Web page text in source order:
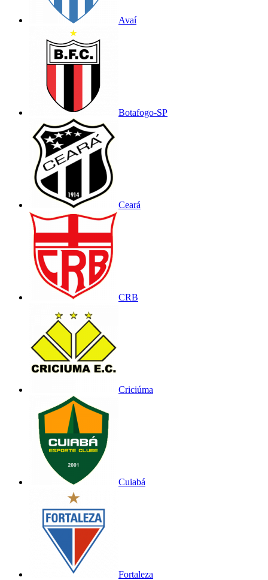
Avaí
Botafogo-SP
Ceará
CRB
Criciúma
Cuiabá
Fortaleza